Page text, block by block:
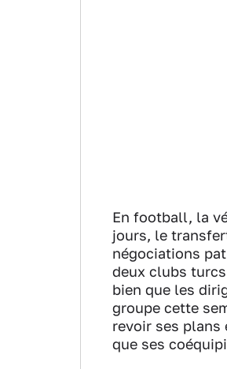
En football, la
jours, le
négociations
deux clubs
bien que les
groupe cette
revoir ses
que ses